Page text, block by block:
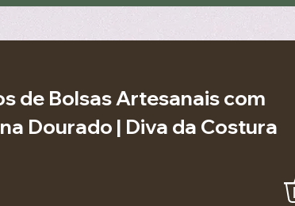
de Bolsas Artesanais com
Dourado | Diva da Costura